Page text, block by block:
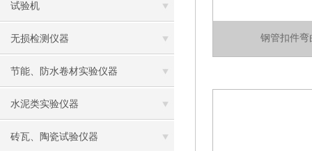
试验机
无损检测仪器
节能、防水卷材实验仪器
水泥类实验仪器
砖瓦、陶瓷试验仪器
钢管扣件弯